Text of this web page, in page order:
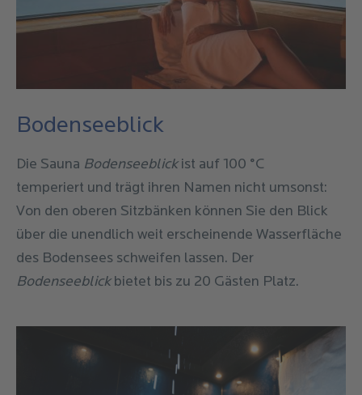
Bodenseeblick
Die Sauna Bodenseeblick ist auf 100 °C
temperiert und trägt ihren Namen nicht umsonst:
Von den oberen Sitzbänken können Sie den Blick
über die unendlich weit erscheinende Wasserfläche
des Bodensees schweifen lassen. Der
Bodenseeblick bietet bis zu 20 Gästen Platz.